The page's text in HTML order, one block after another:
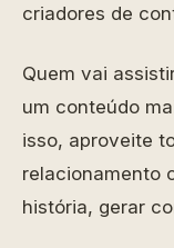
criadores de
Quem vai
um conteúdo
isso, aproveite
relacionamento
história, gerar